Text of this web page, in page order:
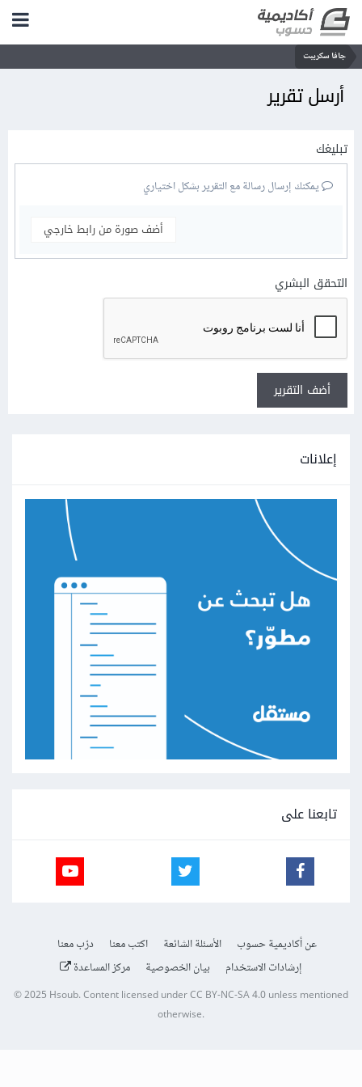
جافا سكريبت
أرسل تقرير
تبليغك
يمكنك إرسال رسالة مع التقرير بشكل اختياري
أضف صورة من رابط خارجي
التحقق البشري
أضف التقرير
إعلانات
تابعنا على
عن أكاديمية حسوب الأسئلة الشائعة اكتب معنا
درّب معنا
إرشادات الاستخدام
بيان الخصوصية مركز المساعدة
© 2025 Hsoub.Content licensed underCC BY-NC-SA 4.0unless mentioned
otherwise.